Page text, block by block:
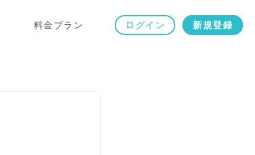
料金プラン ログイン 新規登録